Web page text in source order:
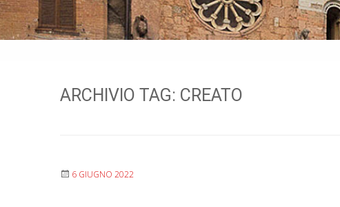
ARCHIVIO TAG: CREATO
6 GIUGNO 2022